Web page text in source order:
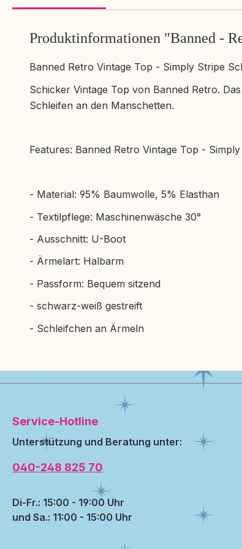
Produktinformationen "Banned -
Banned Retro Vintage Top - Simply Stripe
Schicker Vintage Top von Banned Retro.
Schleifen an den Manschetten.
Features: Banned Retro Vintage Top -
- Material: 95% Baumwolle, 5% Elasthan
- Textilpflege: Maschinenwäsche 30°
- Ausschnitt: U-Boot
- Ärmelart: Halbarm
- Passform: Bequem sitzend
- schwarz-weiß gestreift
- Schleifchen an Ärmeln
Service-Hotline
Unterstützung und Beratung unter:
040-248 825 70
Di-Fr.: 15:00 - 19:00 Uhr
und Sa.: 11:00 - 15:00 Uhr